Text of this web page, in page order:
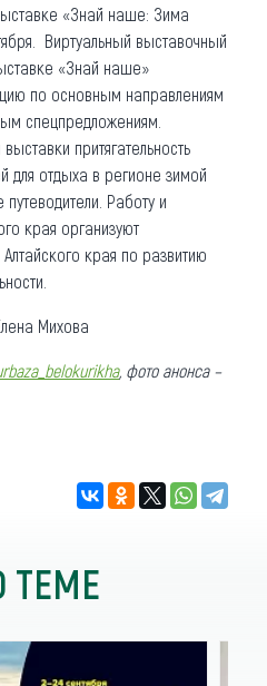
«Знай наше: Зима
Виртуальный выставочный
«Знай наше»
по основным направлениям
спецпредложениям.
притягательность
для отдыха в регионе зимой
Работу и
края организуют
края по развитию
Михова
, фото анонса –
ТЕМЕ